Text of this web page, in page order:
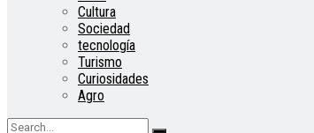
Cultura
Sociedad
tecnología
Turismo
Curiosidades
Agro